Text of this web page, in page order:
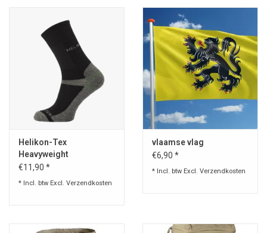
Helikon-Tex
Heavyweight
wintersokken
€11,90 *
* Incl. btw Excl. Verzendkosten
vlaamse vlag
€6,90 *
* Incl. btw Excl. Verzendkosten